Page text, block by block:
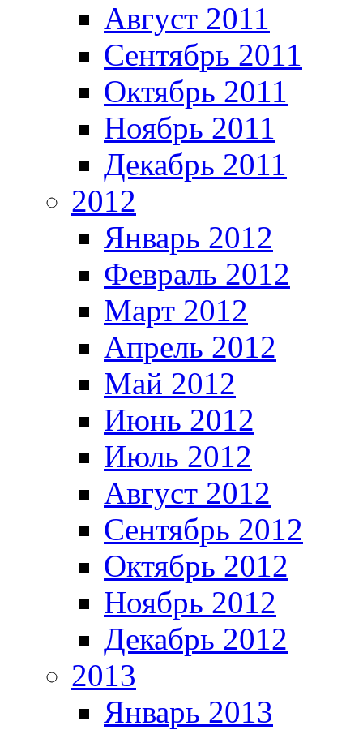
Август 2011
Сентябрь 2011
Октябрь 2011
Ноябрь 2011
Декабрь 2011
2012
Январь 2012
Февраль 2012
Март 2012
Апрель 2012
Май 2012
Июнь 2012
Июль 2012
Август 2012
Сентябрь 2012
Октябрь 2012
Ноябрь 2012
Декабрь 2012
2013
Январь 2013